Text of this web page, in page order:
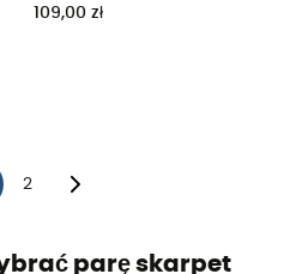
109,00 zł
2
parę skarpet